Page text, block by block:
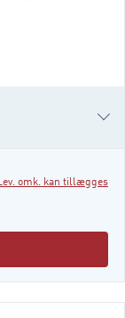
omk. kan tillægges